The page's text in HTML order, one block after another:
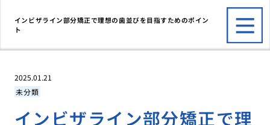
インビザライン部分矯正で理想の歯並びを目指すためのポイン
ト
2025.01.21
未分類
インビザライン部分矯正で理